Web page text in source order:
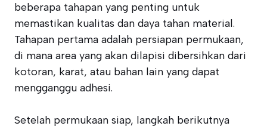
beberapa tahapan yang penting untuk
memastikan kualitas dan daya tahan material.
Tahapan pertama adalah persiapan permukaan,
di mana area yang akan dilapisi dibersihkan dari
kotoran, karat, atau bahan lain yang dapat
mengganggu adhesi.
Setelah permukaan siap, langkah berikutnya